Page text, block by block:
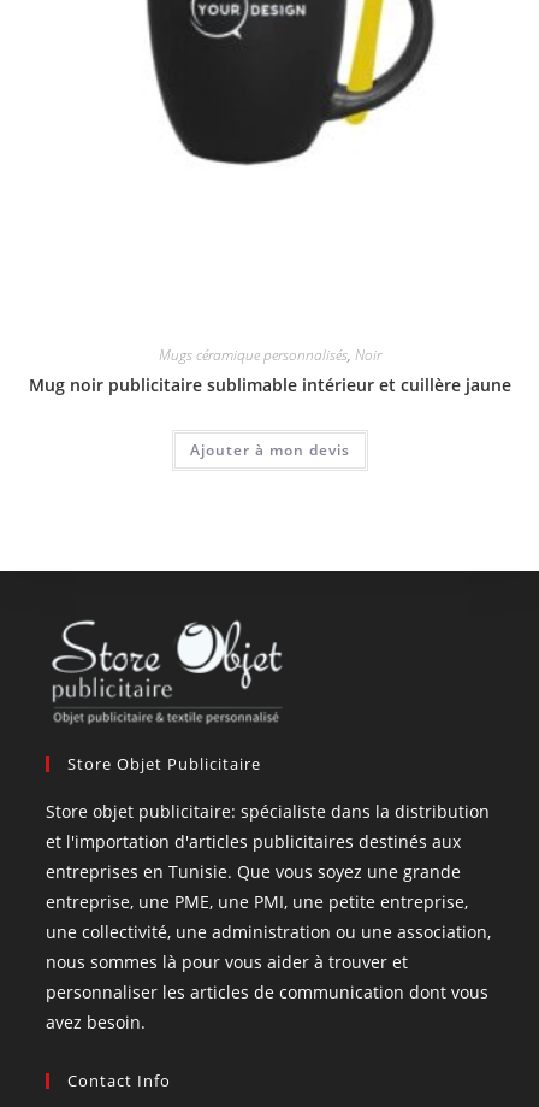
Mugs céramique personnalisés, Noir
Mug noir publicitaire sublimable intérieur et cuillère jaune
Ajouter à mon devis
Store Objet Publicitaire
Store objet publicitaire: spécialiste dans la distribution
et l'importation d'articles publicitaires destinés aux
entreprises en Tunisie. Que vous soyez une grande
entreprise, une PME, une PMI, une petite entreprise,
une collectivité, une administration ou une association,
nous sommes là pour vous aider à trouver et
personnaliser les articles de communication dont vous
avez besoin.
Contact Info